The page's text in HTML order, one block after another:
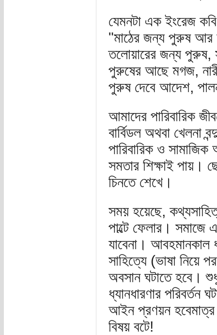
যেমনটা এক ইংরেজ
"মাঠের জন্য পুরুষ আর
তলোয়ারের জন্য পুরুষ,
পুরুষের আছে মগজ,
পুরুষ দেবে আদেশ,
আমাদের পারিবারিক
বার্বিডল অথবা
পারিবারিক ও
সমতার শিক্ষাই পায়।
চিনতে শেখে।
সময় হয়েছে,
পাল্টে ফেলার। সমাজে
যাবেনা। আবহমানকাল
সাহিত্যে (ভাষা নিয়ে
অবসান ঘটাতে হবে।
ধ্যানধারণার পরিবর্তন
আইন প্রণয়ন
বিষয় বটে!